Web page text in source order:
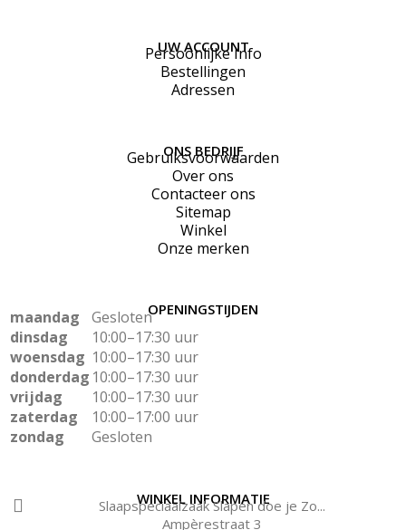
UW ACCOUNT
Persoonlijke Info
Bestellingen
Adressen
ONS BEDRIJF
Gebruiksvoorwaarden
Over ons
Contacteer ons
Sitemap
Winkel
Onze merken
OPENINGSTIJDEN
maandag
Gesloten
dinsdag
10:00–17:30 uur
woensdag 10:00–17:30 uur
donderdag 10:00–17:30 uur
vrijdag
10:00–17:30 uur
zaterdag
10:00–17:00 uur
zondag
Gesloten
WINKEL INFORMATIE
Slaapspeciaalzaak Slapen doe je Zo...
Ampèrestraat 3